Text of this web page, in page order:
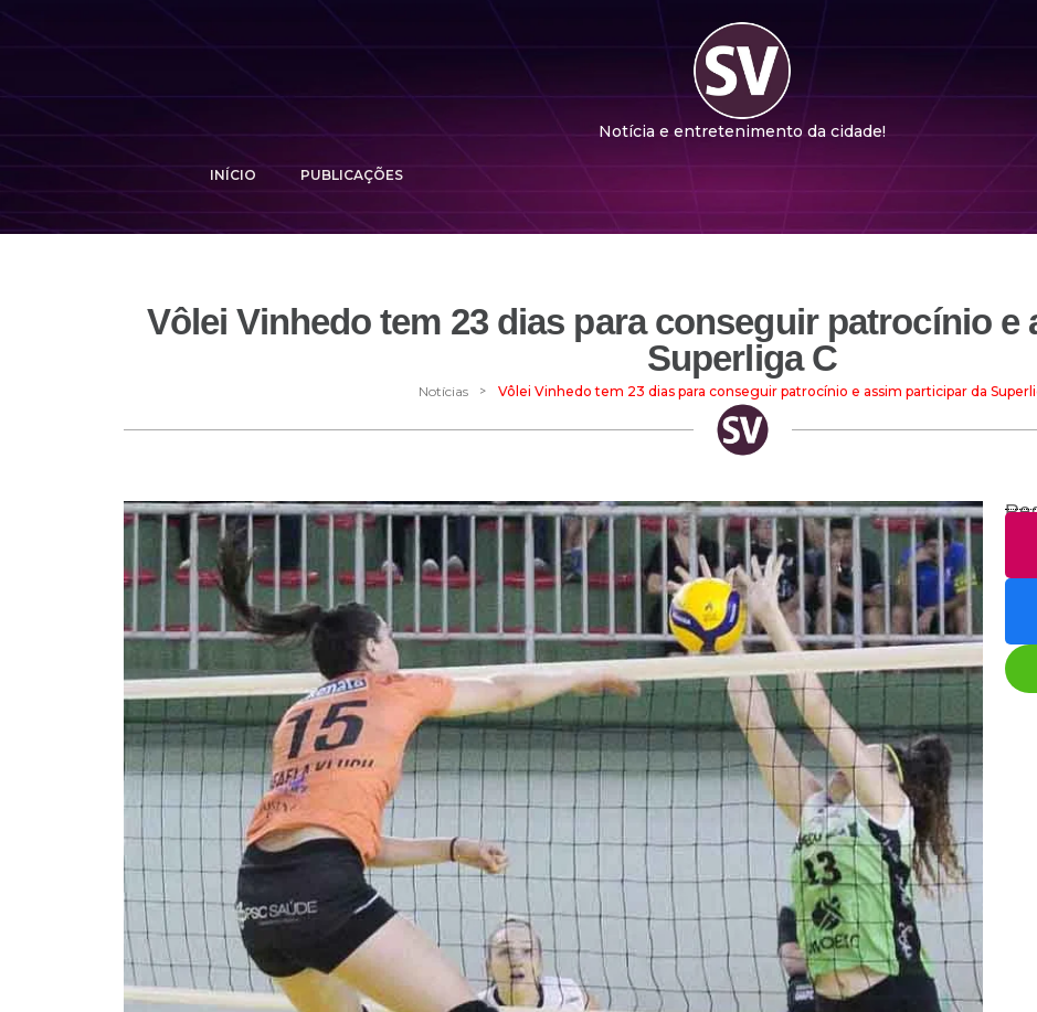
Notícia e entretenimento da cidade!
INÍCIO PUBLICAÇÕES
Vôlei Vinhedo tem 23 dias para conseguir patrocínio e
Superliga C
Notícias > Vôlei Vinhedo tem 23 dias para conseguir patrocínio e assim participar da